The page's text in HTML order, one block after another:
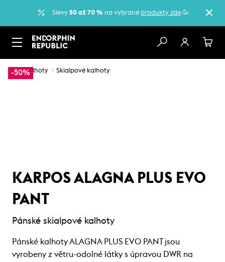
Slevy 50 až 70 % na vybrané produkty zde.🥳
-50%
… Kalhoty Skialpové kalhoty
KARPOS ALAGNA PLUS EVO
PANT
Pánské skialpové kalhoty
Pánské kalhoty ALAGNA PLUS EVO PANT jsou
vyrobeny z větru-odolné látky s úpravou DWR na